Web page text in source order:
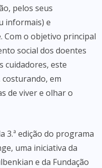
pelos seus
informais) e
Com o objetivo principal
social dos doentes
cuidadores, este
costurando, em
de viver e olhar o
3.ª edição do programa
uma iniciativa da
e da Fundação